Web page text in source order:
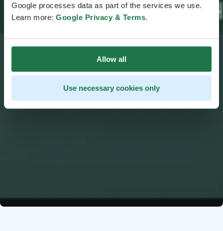
Google processes data as part of the services we use.
Learn more: Google Privacy & Terms.
Allow all
Use necessary cookies only